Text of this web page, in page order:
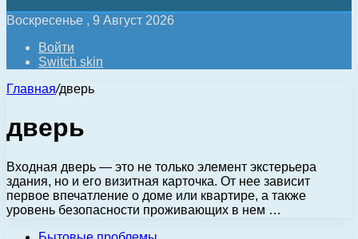
Воскресенье , 9 Август 2026
Войти
Switch skin
Главная/дверь
дверь
Входная дверь — это не только элемент экстерьера
здания, но и его визитная карточка. От нее зависит
первое впечатление о доме или квартире, а также
уровень безопасности проживающих в нем …